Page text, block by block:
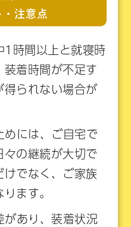
注意点
1時間以上と就寝時
着時間が不足す
得られない場合が
には、ご自宅で
の継続が大切で
でなく、ご家族
ます。
あり、装着状況